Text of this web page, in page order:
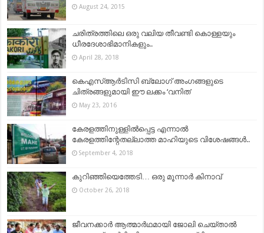
August 24, 2015
ചരിത്രത്തിലെ ഒരു വലിയ തീവണ്ടി കൊള്ളയും
ധീരദേശാഭിമാനികളും..
April 28, 2018
കെഎസ്ആര്‍ടിസി ബ്ലോഗ്‌ അംഗങ്ങളുടെ
ചിത്രങ്ങളുമായി ഈ ലക്കം ‘വനിത’
May 23, 2016
കേരളത്തിനുള്ളിൽപ്പെട്ട എന്നാൽ
കേരളത്തിന്റേതല്ലാത്ത മാഹിയുടെ വിശേഷങ്ങൾ..
September 4, 2018
കുറിഞ്ഞിയെത്തേടി… ഒരു മൂന്നാർ കിനാവ്
October 26, 2018
ജീവനക്കാർ ആത്മാർഥമായി ജോലി ചെയ്താൽ